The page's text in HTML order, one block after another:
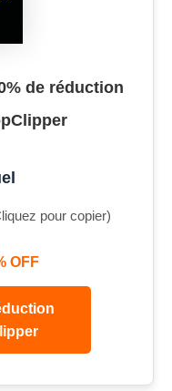
de réduction
pour copier)
OFF